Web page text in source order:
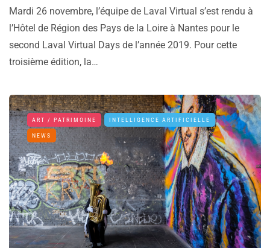
Mardi 26 novembre, l’équipe de Laval Virtual s’est rendu à
l’Hôtel de Région des Pays de la Loire à Nantes pour le
second Laval Virtual Days de l’année 2019. Pour cette
troisième édition, la…
ART / PATRIMOINE INTELLIGENCE ARTIFICIELLE
NEWS